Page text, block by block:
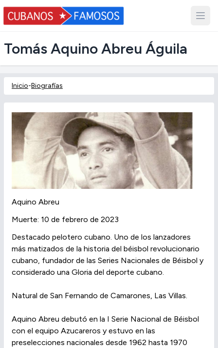
Tomás Aquino Abreu Águila
Inicio-Biografías
Aquino Abreu
Muerte: 10 de febrero de 2023
Destacado pelotero cubano. Uno de los lanzadores
más matizados de la historia del béisbol revolucionario
cubano, fundador de las Series Nacionales de Béisbol y
considerado una Gloria del deporte cubano.
Natural de San Fernando de Camarones, Las Villas.
Aquino Abreu debutó en la I Serie Nacional de Béisbol
con el equipo Azucareros y estuvo en las
preselecciones nacionales desde 1962 hasta 1970